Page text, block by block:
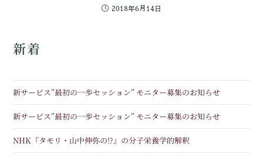
2018年6月14日
新着
新サービス”最初の一歩セッション” モニター募集のお知らせ
新サービス”最初の一歩セッション” モニター募集のお知らせ
NHK『タモリ・山中伸弥の!?』の分子栄養学的解釈